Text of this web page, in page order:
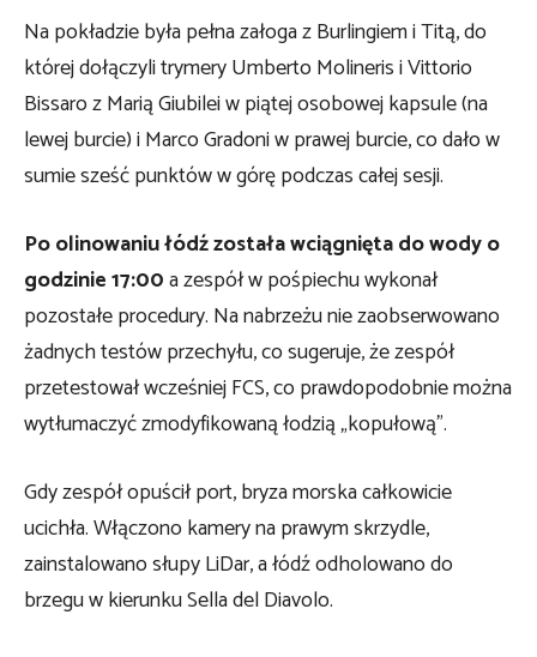
Na pokładzie była pełna załoga z Burlingiem i Titą, do
której dołączyli trymery Umberto Molineris i Vittorio
Bissaro z Marią Giubilei w piątej osobowej kapsule (na
lewej burcie) i Marco Gradoni w prawej burcie, co dało w
sumie sześć punktów w górę podczas całej sesji.
Po olinowaniu łódź została wciągnięta do wody o
godzinie 17:00a zespół w pośpiechu wykonał
pozostałe procedury. Na nabrzeżu nie zaobserwowano
żadnych testów przechyłu, co sugeruje, że zespół
przetestował wcześniej FCS, co prawdopodobnie można
wytłumaczyć zmodyfikowaną łodzią „kopułową”.
Gdy zespół opuścił port, bryza morska całkowicie
ucichła. Włączono kamery na prawym skrzydle,
zainstalowano słupy LiDar, a łódź odholowano do
brzegu w kierunku Sella del Diavolo.